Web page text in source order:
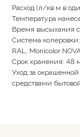
Расход (л/кв.м в
Температура
Время высыхания
Система
RAL, Monicolor
Срок хранения: 48
Уход за
средствами
Пн-Сб 10:00 - 19:00
Вс 11:00-18:00